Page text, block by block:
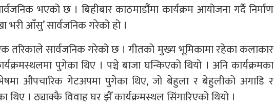
भएको छ । बिहीबार काठमाडौंमा कार्यक्रम आयोजना गर्दै निर्माण
भरी आँसु’ सार्वजनिक गरेको हो ।
तरिकाले सार्वजनिक गरेको छ । गीतको मुख्य भूमिकामा रहेका कलाकार
पुगेका थिए । पञ्चे बाजा घन्किएको थियो । अनि कार्यक्रमका
औपचारिक गेटअपमा पुगेका थिए, जो बेहुला र बेहुलीको अगाडि र
थिए । ठ्याक्कै विवाह घर झैँ कार्यक्रमस्थल सिंगारिएको थियो ।